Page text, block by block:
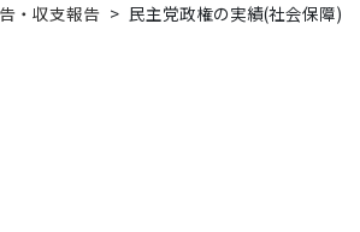
・収支報告 > 民主党政権の実績(社会保障)